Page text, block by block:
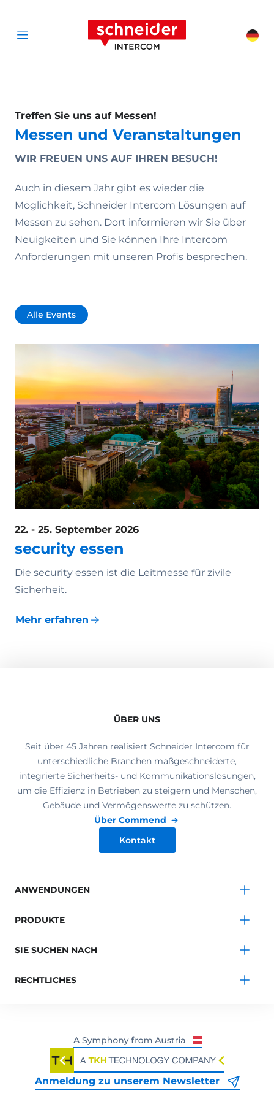
Open menu
Schneider
Treffen Sie uns auf Messen!
Messen und Veranstaltungen
WIR FREUEN UNS AUF IHREN BESUCH!
Auch in diesem Jahr gibt es wieder die
Möglichkeit, Schneider Intercom Lösungen auf
Messen zu sehen. Dort informieren wir Sie über
Neuigkeiten und Sie können Ihre Intercom
Anforderungen mit unseren Profis besprechen.
Alle Events
22. - 25. September 2026
security essen
Die security essen ist die Leitmesse für zivile
Sicherheit.
Mehr erfahren
ÜBER UNS
Seit über 45 Jahren realisiert Schneider Intercom für
unterschiedliche Branchen maßgeschneiderte,
integrierte Sicherheits- und Kommunikationslösungen,
um die Effizienz in Betrieben zu steigern und Menschen,
Gebäude und Vermögenswerte zu schützen.
Über Commend
Kontakt
ANWENDUNGEN
PRODUKTE
SIE SUCHEN NACH
RECHTLICHES
Anmeldung zu unserem Newsletter